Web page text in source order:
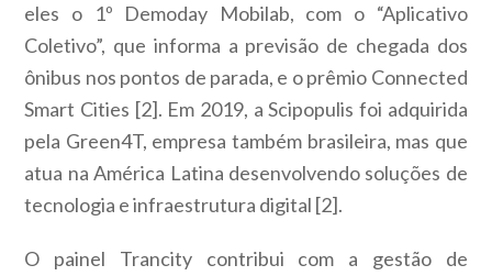
eles o 1º Demoday Mobilab, com o “Aplicativo
Coletivo”, que informa a previsão de chegada dos
ônibus nos pontos de parada, e o prêmio Connected
Smart Cities [2]. Em 2019, a Scipopulis foi adquirida
pela Green4T, empresa também brasileira, mas que
atua na América Latina desenvolvendo soluções de
tecnologia e infraestrutura digital [2].
O painel Trancity contribui com a gestão de